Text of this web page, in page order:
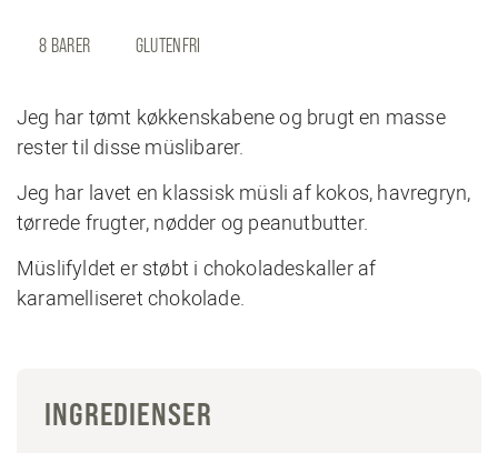
8 BARER GLUTENFRI
Jeg har tømt køkkenskabene og brugt en masse
rester til disse müslibarer.
Jeg har lavet en klassisk müsli af kokos, havregryn,
tørrede frugter, nødder og peanutbutter.
Müslifyldet er støbt i chokoladeskaller af
karamelliseret chokolade.
INGREDIENSER